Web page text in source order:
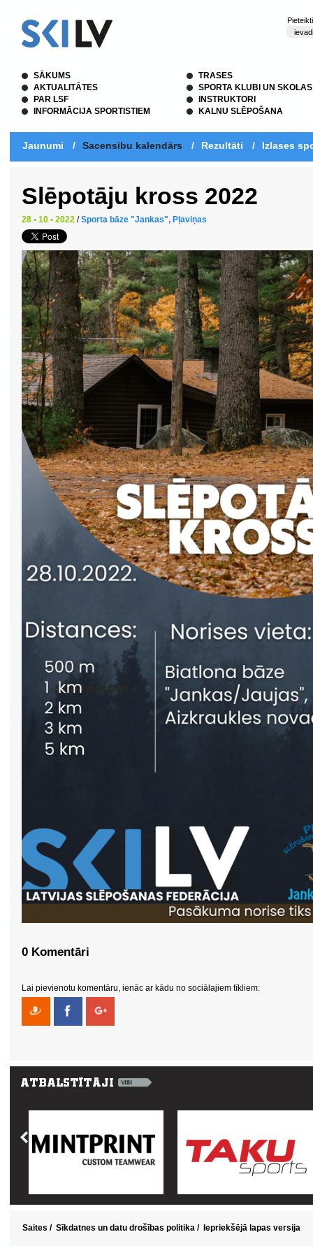
SĀKUMS
AKTUALITĀTES
PAR LSF
INFORMĀCIJA SPORTISTIEM
TRASES
SPORTA KLUBI UN SKOLAS
INSTRUKTORI
KALNU SLĒPOŠANA
Jaunumi / Sacensību kalendārs / Rezultāti / Izlases
Slēpotāju kross 2022
28 • 10 • 2022 /Sporta bāze "Jankas", Pļaviņas
0 Komentāri
Lai pievienotu komentāru, ienāc ar kādu no sociālajiem tīkliem:
Saites / Sīkdatnes un datu drošības politika / Iepriekšējā lapas versija